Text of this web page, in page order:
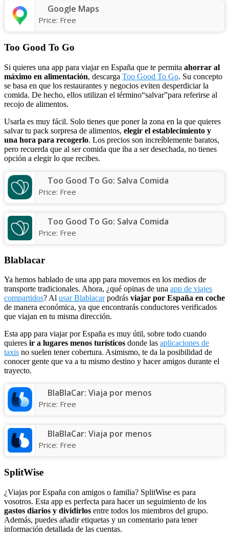
Google Maps
Price: Free
Too Good To Go
Si quieres una app para viajar en España que te permita ahorrar al
máximo en alimentación, descarga Too Good To Go. Su concepto
se basa en que los restaurantes y negocios eviten desperdiciar la
comida. De hecho, ellos utilizan el término“salvar”para referirse al
recojo de alimentos.
Usarla es muy fácil. Solo tienes que poner la zona en la que quieres
salvar tu pack sorpresa de alimentos, elegir el establecimiento y
una hora para recogerlo. Los precios son increíblemente baratos,
pero recuerda que al ser comida que iba a ser desechada, no tienes
opción a elegir lo que recibes.
Too Good To Go: Salva Comida
Price: Free
Too Good To Go: Salva Comida
Price: Free
Blablacar
Ya hemos hablado de una app para movernos en los medios de
transporte tradicionales. Ahora, ¿qué opinas de una app de viajes
compartidos? Al usar Blablacarpodrás viajar por España en coche
de manera económica, ya que encontrarás conductores verificados
que viajan en tu misma dirección.
Esta app para viajar por España es muy útil, sobre todo cuando
quieres ir a lugares menos turísticos donde las aplicaciones de
taxis no suelen tener cobertura. Asimismo, te da la posibilidad de
conocer gente que va a tu mismo destino y hacer amigos durante el
trayecto.
BlaBlaCar: Viaja por menos
Price: Free
BlaBlaCar: Viaja por menos
Price: Free
SplitWise
¿Viajas por España con amigos o familia? SplitWise es para
vosotros. Esta app es perfecta para hacer un seguimiento de los
gastos diarios y dividirlos entre todos los miembros del grupo.
Además, puedes añadir etiquetas y un comentario para tener
información detallada de las cuentas.